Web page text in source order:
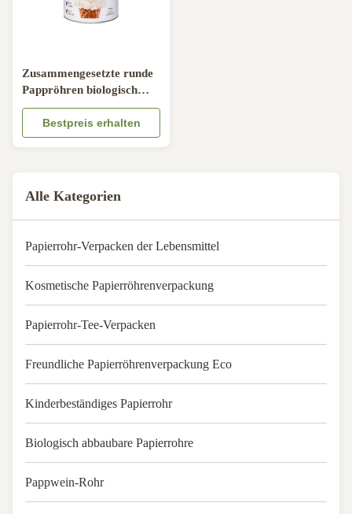
Zusammengesetzte runde
Pappröhren biologisch
abbaubarer Satin
eingefügtes CMYK
Bestpreis erhalten
Alle Kategorien
Papierrohr-Verpacken der Lebensmittel
Kosmetische Papierröhrenverpackung
Papierrohr-Tee-Verpacken
Freundliche Papierröhrenverpackung Eco
Kinderbeständiges Papierrohr
Biologisch abbaubare Papierrohre
Pappwein-Rohr